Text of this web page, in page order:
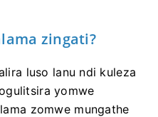
zingati?
luso lanu ndi kuleza
yomwe
zomwe mungathe